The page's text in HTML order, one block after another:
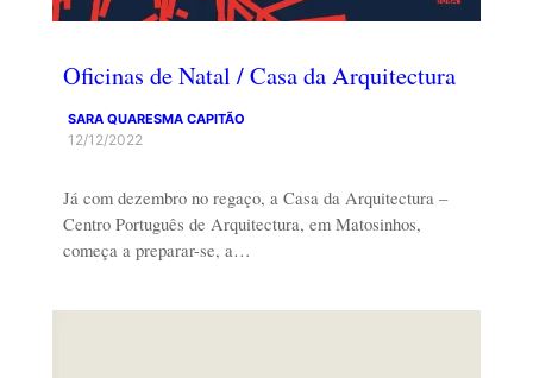
Oficinas de Natal / Casa da Arquitectura
SARA QUARESMA CAPITÃO
12/12/2022
Já com dezembro no regaço, a Casa da Arquitectura –
Centro Português de Arquitectura, em Matosinhos,
começa a preparar-se, a…